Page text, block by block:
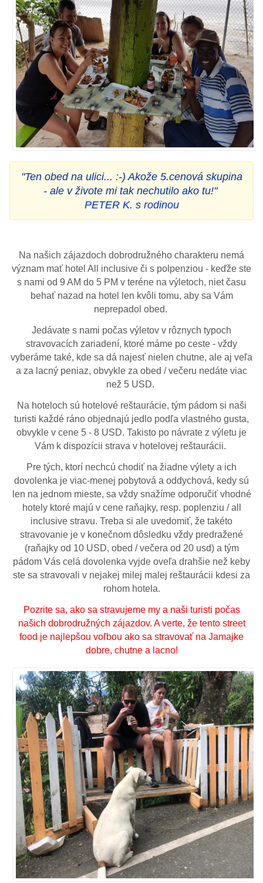
"Ten obed na ulici... :-) Akože 5.cenová skupina
- ale v živote mi tak nechutilo ako tu!"
PETER K. s rodinou
Na našich zájazdoch dobrodružného charakteru nemá
význam mať hotel All inclusive či s polpenziou - keďže ste
s nami od 9 AM do 5 PM v teréne na výletoch, niet času
behať nazad na hotel len kvôli tomu, aby sa Vám
neprepadol obed.
Jedávate s nami počas výletov v rôznych typoch
stravovacích zariadení, ktoré máme po ceste - vždy
vyberáme také, kde sa dá najesť nielen chutne, ale aj veľa
a za lacný peniaz, obvykle za obed / večeru nedáte viac
než 5 USD.
Na hoteloch sú hotelové reštaurácie, tým pádom si naši
turisti každé ráno objednajú jedlo podľa vlastného gusta,
obvykle v cene 5 - 8 USD. Takisto po návrate z výletu je
Vám k dispozícii strava v hotelovej reštaurácii.
Pre tých, ktorí nechcú chodiť na žiadne výlety a ich
dovolenka je viac-menej pobytová a oddychová, kedy sú
len na jednom mieste, sa vždy snažíme odporučiť vhodné
hotely ktoré majú v cene raňajky, resp. poplenziu / all
inclusive stravu. Treba si ale uvedomiť, že takéto
stravovanie je v konečnom dôsledku vždy predražené
(raňajky od 10 USD, obed / večera od 20 usd) a tým
pádom Vás celá dovolenka vyjde oveľa drahšie než keby
ste sa stravovali v nejakej milej malej reštaurácii kdesi za
rohom hotela.
Pozrite sa, ako sa stravujeme my a naši turisti počas
našich dobrodružných zájazdov. A verte, že tento street
food je najlepšou voľbou ako sa stravovať na Jamajke
dobre, chutne a lacno!